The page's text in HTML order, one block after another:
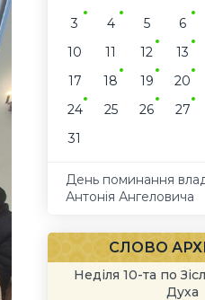
3
4 5 6
10
11 12 13
17
18 19 20
24
25 26 27
31
День поминання
Антонія Ангеловича
СЛОВО
Неділя 10-та по
Духа